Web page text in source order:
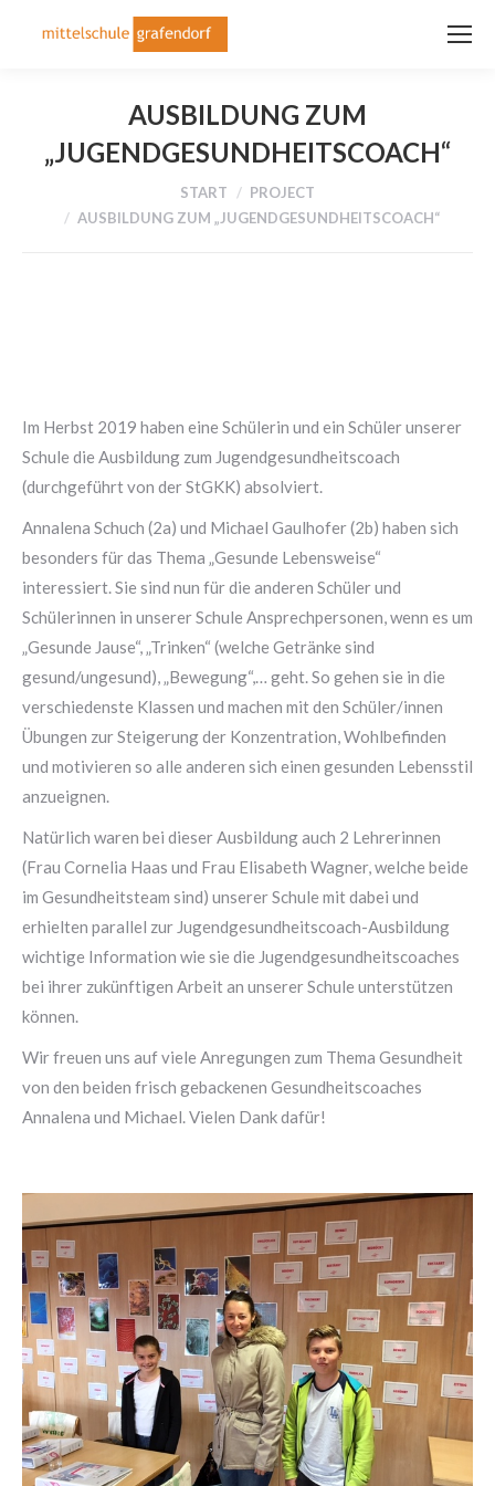
AUSBILDUNG ZUM
„JUGENDGESUNDHEITSCOACH“
START
PROJECT
AUSBILDUNG ZUM „JUGENDGESUNDHEITSCOACH“
Im Herbst 2019 haben eine Schülerin und ein Schüler unserer
Schule die Ausbildung zum Jugendgesundheitscoach
(durchgeführt von der StGKK) absolviert.
Annalena Schuch (2a) und Michael Gaulhofer (2b) haben sich
besonders für das Thema „Gesunde Lebensweise“
interessiert. Sie sind nun für die anderen Schüler und
Schülerinnen in unserer Schule Ansprechpersonen, wenn es um
„Gesunde Jause“, „Trinken“ (welche Getränke sind
gesund/ungesund), „Bewegung“,… geht. So gehen sie in die
verschiedenste Klassen und machen mit den Schüler/innen
Übungen zur Steigerung der Konzentration, Wohlbefinden
und motivieren so alle anderen sich einen gesunden Lebensstil
anzueignen.
Natürlich waren bei dieser Ausbildung auch 2 Lehrerinnen
(Frau Cornelia Haas und Frau Elisabeth Wagner, welche beide
im Gesundheitsteam sind) unserer Schule mit dabei und
erhielten parallel zur Jugendgesundheitscoach-Ausbildung
wichtige Information wie sie die Jugendgesundheitscoaches
bei ihrer zukünftigen Arbeit an unserer Schule unterstützen
können.
Wir freuen uns auf viele Anregungen zum Thema Gesundheit
von den beiden frisch gebackenen Gesundheitscoaches
Annalena und Michael. Vielen Dank dafür!